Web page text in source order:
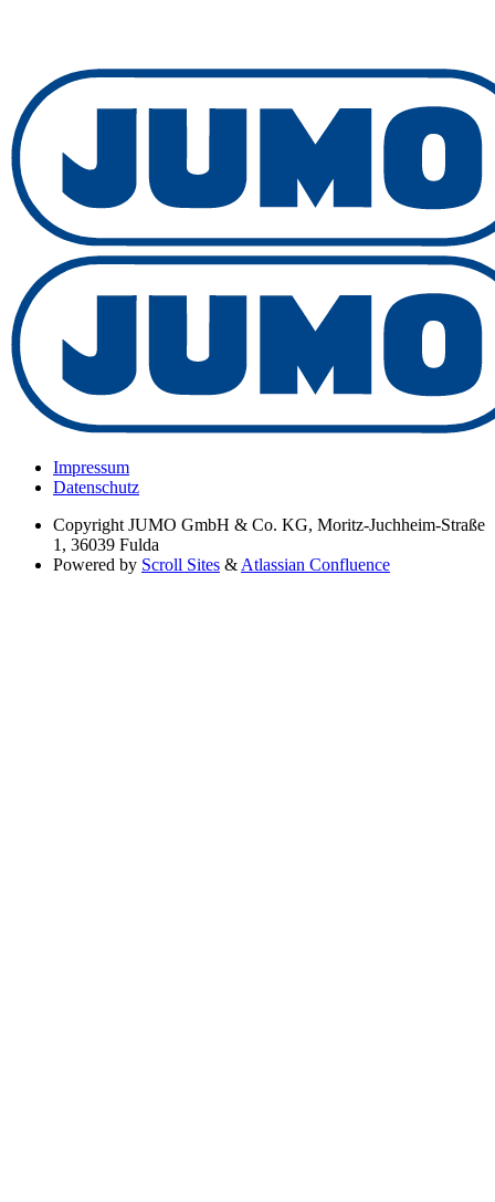
Impressum
Datenschutz
Copyright JUMO GmbH & Co. KG, Moritz-Juchheim-Straße
1, 36039 Fulda
Powered by Scroll Sites & Atlassian Confluence